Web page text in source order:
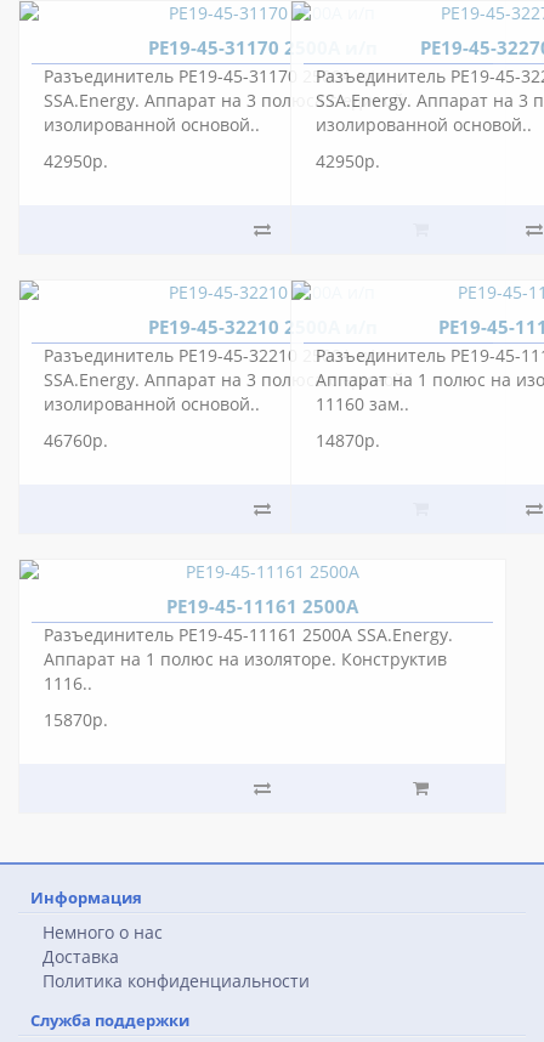
РЕ19-45-31170 2500А и/п
Разъединитель РЕ19-45-31170 2500А и/п
SSA.Energy. Аппарат на 3 полюса с единой
изолированной основой..
42950р.
РЕ19-45-
Разъединитель РЕ19-45-
SSA.Energy. Аппарат на 3
изолированной основой..
42950р.
РЕ19-45-32210 2500А и/п
Разъединитель РЕ19-45-32210 2500А и/п
SSA.Energy. Аппарат на 3 полюса с единой
изолированной основой..
46760р.
РЕ19-45-
Разъединитель РЕ19-45-
Аппарат на 1 полюс на
11160 зам..
14870р.
РЕ19-45-11161 2500А
Разъединитель РЕ19-45-11161 2500А SSA.Energy.
Аппарат на 1 полюс на изоляторе. Конструктив
1116..
15870р.
Информация
Немного о нас
Доставка
Политика конфиденциальности
Служба поддержки